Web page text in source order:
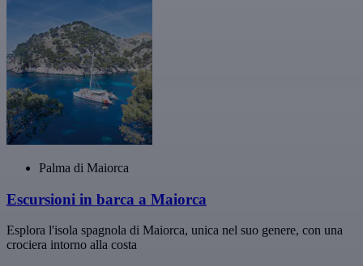
Palma di Maiorca
Escursioni in barca a Maiorca
Esplora l'isola spagnola di Maiorca, unica nel suo genere, con una
crociera intorno alla costa